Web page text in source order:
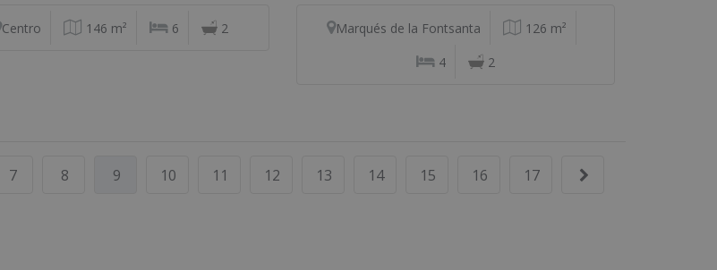
Centro 146 m² 6 2 Marqués de la Fontsanta
126 m²
4
2
7 8 9 10 11 12 13 14 15 16 17